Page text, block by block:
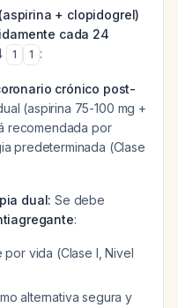
+ clopidogrel)
cada 24
1 1 :
crónico post-
(aspirina 75-100 mg +
recomendada por
predeterminada (Clase
dual: Se debe
:
por vida (Clase I, Nivel
alternativa segura y